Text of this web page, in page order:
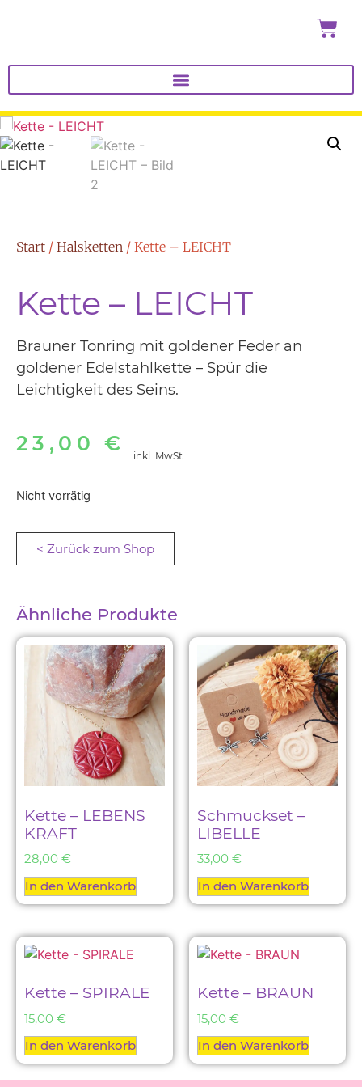
Start / Halsketten / Kette – LEICHT
Kette – LEICHT
Brauner Tonring mit goldener Feder an
goldener Edelstahlkette – Spür die
Leichtigkeit des Seins.
23,00€ inkl. MwSt.
Nicht vorrätig
< Zurück zum Shop
Ähnliche Produkte
Kette – LEBENS
KRAFT
28,00 €
In den Warenkorb
Schmuckset –
LIBELLE
33,00 €
In den Warenkorb
Kette – SPIRALE
15,00 €
In den Warenkorb
Kette – BRAUN
15,00 €
In den Warenkorb